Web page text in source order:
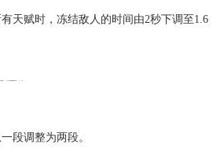
天赋时，冻结敌人的时间由2秒下调至1.6
段调整为两段。